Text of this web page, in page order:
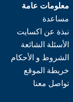
معلومات عامة
مساعدة
نبذة عن اكسايت
الأسئلة الشائعة
الشروط و الأحكام
خريطة الموقع
تواصل معنا